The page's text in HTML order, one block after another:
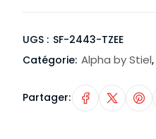
UGS : SF-2443-TZEE
Catégorie: Alpha by Stiel,
Partager: